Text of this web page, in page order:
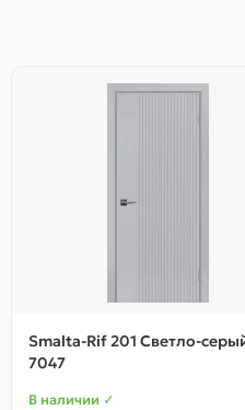
Smalta-Rif 201 Светло-
7047
В наличии ✓